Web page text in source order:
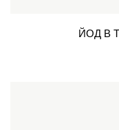
ЙОД В